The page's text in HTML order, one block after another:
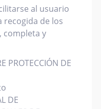
al usuario
recogida de los
completa y
PROTECCIÓN DE
DE